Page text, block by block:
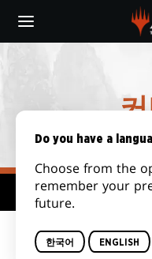
main
커
Do you have a
Choose from the
remember your
future.
한국어 ENGLISH